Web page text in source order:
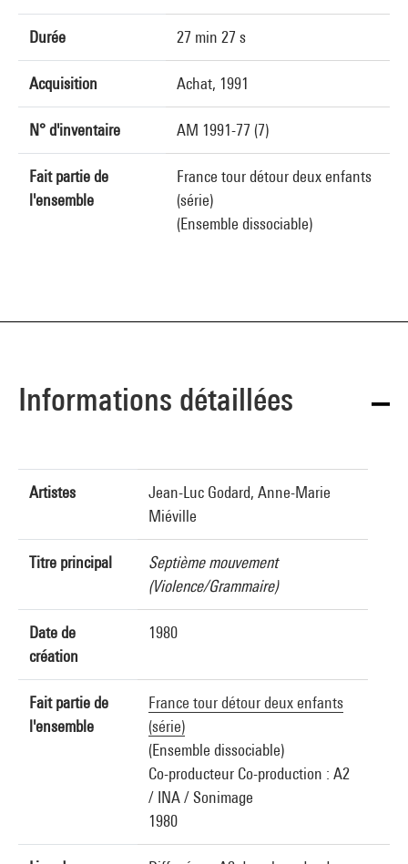
Durée 27 min 27 s
Acquisition Achat, 1991
N° d'inventaire AM 1991-77 (7)
Fait partie de
l'ensemble
France tour détour deux enfants
(série)
(Ensemble dissociable)
Informations détaillées
Artistes
Jean-Luc Godard, Anne-Marie
Miéville
Titre principal
Septième mouvement
(Violence/Grammaire)
Date de
création
1980
Fait partie de
l'ensemble
France tour détour deux enfants
(série)
(Ensemble dissociable)
Co-producteur Co-production : A2
/ INA / Sonimage
1980